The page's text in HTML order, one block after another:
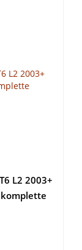
L2 2003+